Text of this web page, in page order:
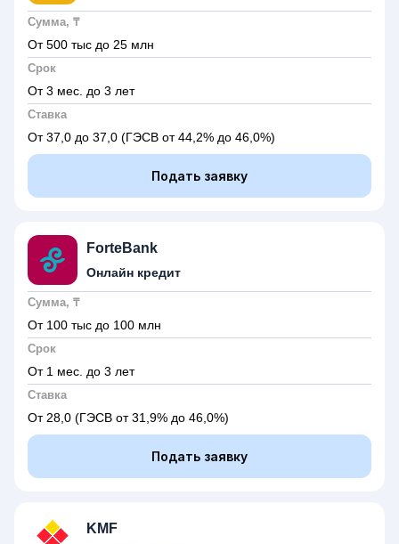
Сумма, ₸
От 500 тыс до 25 млн
Срок
От 3 мес. до 3 лет
Ставка
От 37,0 до 37,0 (ГЭСВ от 44,2% до 46,0%)
Подать заявку
ForteBank
Онлайн кредит
Сумма, ₸
От 100 тыс до 100 млн
Срок
От 1 мес. до 3 лет
Ставка
От 28,0 (ГЭСВ от 31,9% до 46,0%)
Подать заявку
KMF